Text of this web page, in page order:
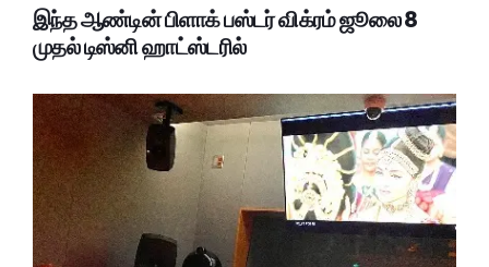
இந்த ஆண்டின் பிளாக் பஸ்டர் விக்ரம் ஜூலை 8
முதல் டிஸ்னி ஹாட்ஸ்டரில்